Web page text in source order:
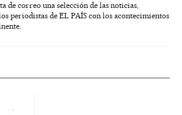
de correo una selección de las noticias,
periodistas de EL PAÍS con los acontecimientos